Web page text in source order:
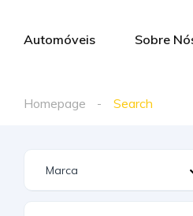
Automóveis Sobre
Homepage Search